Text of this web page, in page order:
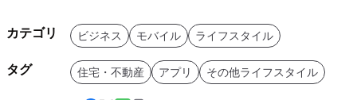
カテゴリ ビジネス モバイル ライフスタイル
タグ 住宅・不動産 アプリ その他ライフスタイル